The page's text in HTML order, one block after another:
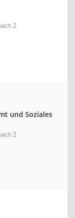
2
und Soziales
2